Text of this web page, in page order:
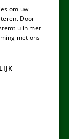
om uw
Door
u in met
met ons